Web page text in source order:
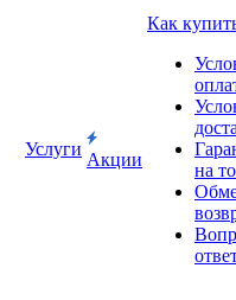
Услуги
Акции
Как
на